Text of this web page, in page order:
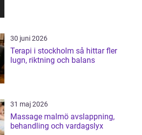
30 juni 2026
Terapi i stockholm så hittar fler
lugn, riktning och balans
31 maj 2026
Massage malmö avslappning,
behandling och vardagslyx